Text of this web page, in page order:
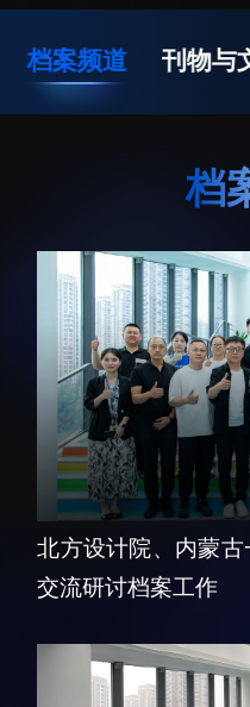
机构简介
院长寄语
现任领导
研究队伍
通知公告
人才介绍
档案频道 刊物与
档
北方设计院、内蒙
交流研讨档案工作